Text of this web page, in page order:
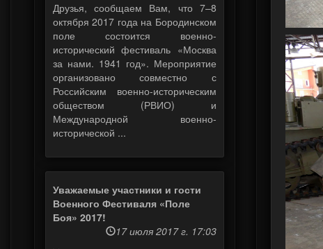
Друзья, сообщаем Вам, что 7–8
октября 2017 года на Бородинском
поле состоится военно-
исторический фестиваль «Москва
за нами. 1941 год». Мероприятие
организовано совместно с
Российским военно-историческим
обществом (РВИО) и
Международной военно-
исторической ...
Уважаемые участники и гости
Военного Фестиваля «Поле
Боя» 2017!
17 июля 2017 г. 17:03